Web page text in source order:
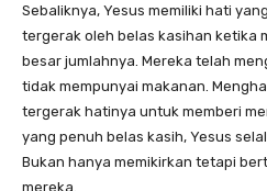
Sebaliknya, Yesus memiliki hati
tergerak oleh belas kasihan ketika
besar jumlahnya. Mereka telah
tidak mempunyai makanan.
tergerak hatinya untuk memberi
yang penuh belas kasih, Yesus
Bukan hanya memikirkan tetapi
mereka.